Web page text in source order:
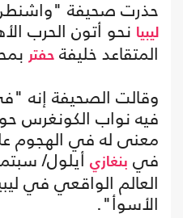
حذرت صحيفة
ليبيا نحو أتون الحرب
المتقاعد خليفة حفتر
وقالت الصحيفة إنه
فيه نواب الكونغرس
معنى له في الهجوم
في بنغازي
العالم الواقعي في
الأسوأ".